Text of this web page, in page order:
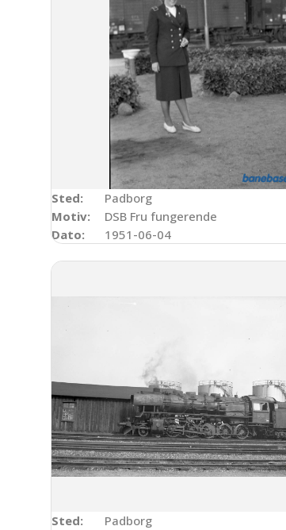
Sted:
Padborg
Motiv:
DSB Fru fungerende
Dato:
1951-06-04
Sted:
Padborg